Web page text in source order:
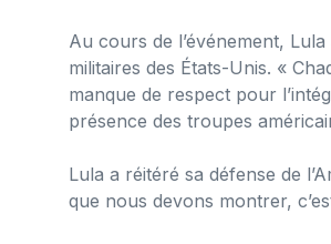
Au cours de l’événement,
militaires des États-Unis. «
manque de respect pour
présence des troupes
Lula a réitéré sa défense de
que nous devons montrer,